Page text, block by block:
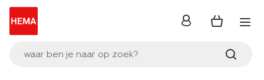
waar ben je naar op zoek?
inloggen